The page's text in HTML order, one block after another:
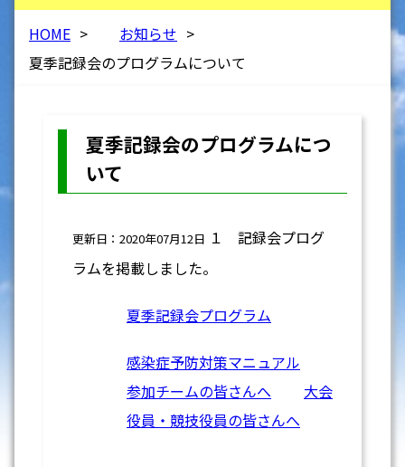
HOME > お知らせ >
夏季記録会のプログラムについて
夏季記録会のプログラムにつ
いて
更新日：2020年07月12日 １ 記録会プログ
ラムを掲載しました。
夏季記録会プログラム
感染症予防対策マニュアル
参加チームの皆さんへ
大会
役員・競技役員の皆さんへ